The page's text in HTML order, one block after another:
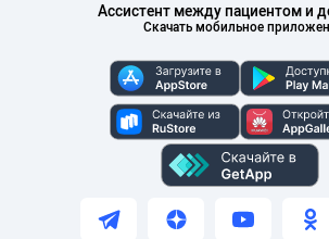
Ассистент между пациентом и
Скачать мобильное